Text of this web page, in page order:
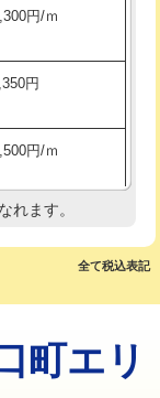
円
円~
円
円/ｍ
円
円/ｍ
調査
円
円
れます。
全て税込表記
町エリ